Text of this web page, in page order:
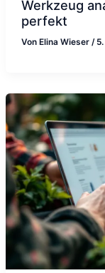
Werkzeug
perfekt
Von Elina Wieser /